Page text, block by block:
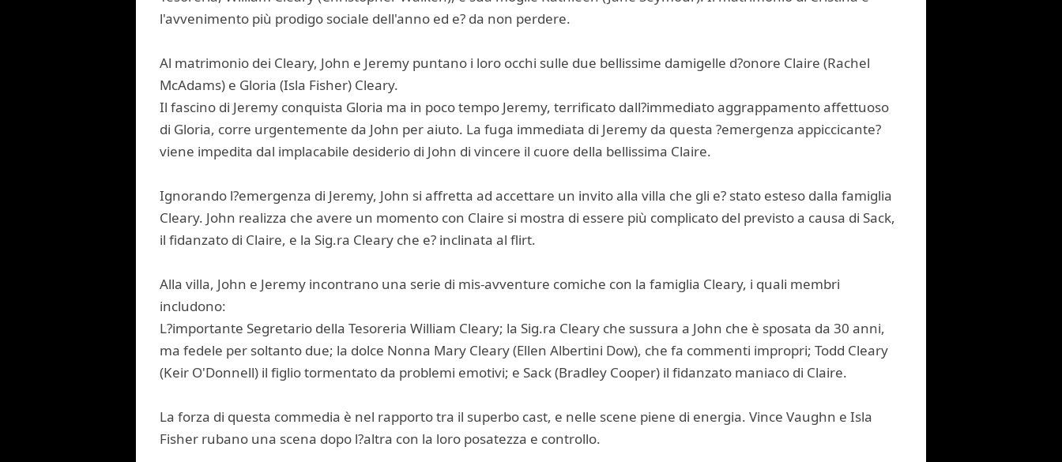
l'avvenimento più prodigo sociale dell'anno ed e? da non perdere.
Al matrimonio dei Cleary, John e Jeremy puntano i loro occhi sulle due bellissime damigelle d?onore Claire (Rachel
McAdams) e Gloria (Isla Fisher) Cleary.
Il fascino di Jeremy conquista Gloria ma in poco tempo Jeremy, terrificato dall?immediato aggrappamento affettuoso
di Gloria, corre urgentemente da John per aiuto. La fuga immediata di Jeremy da questa ?emergenza appiccicante?
viene impedita dal implacabile desiderio di John di vincere il cuore della bellissima Claire.
Ignorando l?emergenza di Jeremy, John si affretta ad accettare un invito alla villa che gli e? stato esteso dalla famiglia
Cleary. John realizza che avere un momento con Claire si mostra di essere più complicato del previsto a causa di Sack,
il fidanzato di Claire, e la Sig.ra Cleary che e? inclinata al flirt.
Alla villa, John e Jeremy incontrano una serie di mis-avventure comiche con la famiglia Cleary, i quali membri
includono:
L?importante Segretario della Tesoreria William Cleary; la Sig.ra Cleary che sussura a John che è sposata da 30 anni,
ma fedele per soltanto due; la dolce Nonna Mary Cleary (Ellen Albertini Dow), che fa commenti impropri; Todd Cleary
(Keir O'Donnell) il figlio tormentato da problemi emotivi; e Sack (Bradley Cooper) il fidanzato maniaco di Claire.
La forza di questa commedia è nel rapporto tra il superbo cast, e nelle scene piene di energia. Vince Vaughn e Isla
Fisher rubano una scena dopo l?altra con la loro posatezza e controllo.